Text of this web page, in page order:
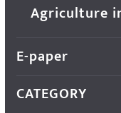
Agriculture
E-paper
CATEGORY